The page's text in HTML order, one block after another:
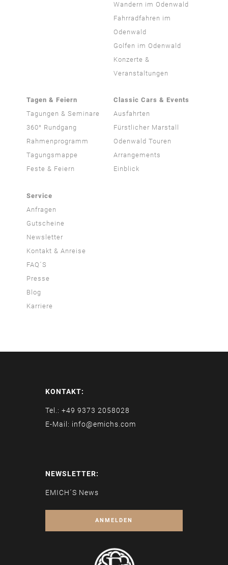
Wandern im Odenwald
Fahrradfahren im
Odenwald
Golfen im Odenwald
Konzerte &
Veranstaltungen
Tagen & Feiern
Tagungen & Seminare
360° Rundgang
Rahmenprogramm
Tagungsmappe
Feste & Feiern
Classic Cars & Events
Ausfahrten
Fürstlicher Marstall
Odenwald Touren
Arrangements
Einblick
Service
Anfragen
Gutscheine
Newsletter
Kontakt & Anreise
FAQ´S
Presse
Blog
Karriere
KONTAKT:
Tel.: +49 9373 2058028
E-Mail: info@emichs.com
NEWSLETTER:
EMICH´S News